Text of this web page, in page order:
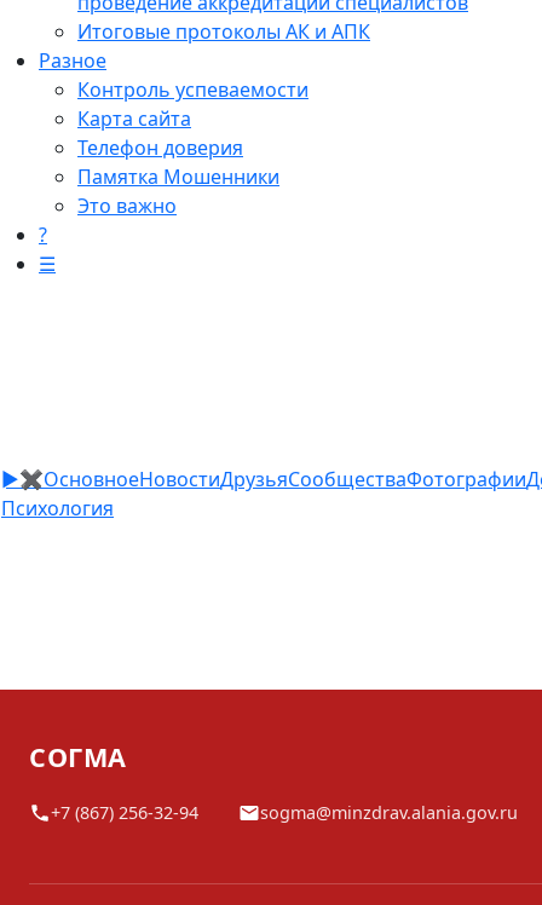
Итоговые протоколы АК и АПК
Разное
Контроль успеваемости
Карта сайта
Телефон доверия
Памятка Мошенники
Это важно
?
☰
►✖ОсновноеНовостиДрузьяСообществаФотографии
Психология
СОГМА
+7 (867) 256-32-94 sogma@minzdrav.alania.gov.ru